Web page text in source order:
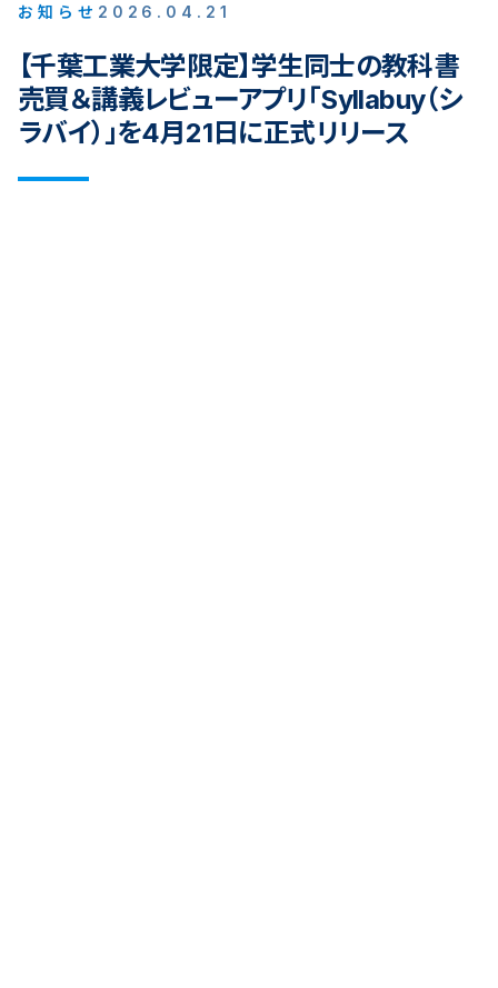
お知らせ 2026.04.21
【千葉工業大学限定】学生同士の教科書
売買＆講義レビューアプリ「Syllabuy（シ
ラバイ）」を4月21日に正式リリース